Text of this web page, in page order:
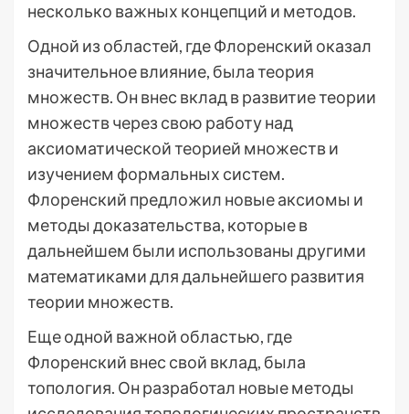
несколько важных концепций и методов.
Одной из областей, где Флоренский оказал
значительное влияние, была теория
множеств. Он внес вклад в развитие теории
множеств через свою работу над
аксиоматической теорией множеств и
изучением формальных систем.
Флоренский предложил новые аксиомы и
методы доказательства, которые в
дальнейшем были использованы другими
математиками для дальнейшего развития
теории множеств.
Еще одной важной областью, где
Флоренский внес свой вклад, была
топология. Он разработал новые методы